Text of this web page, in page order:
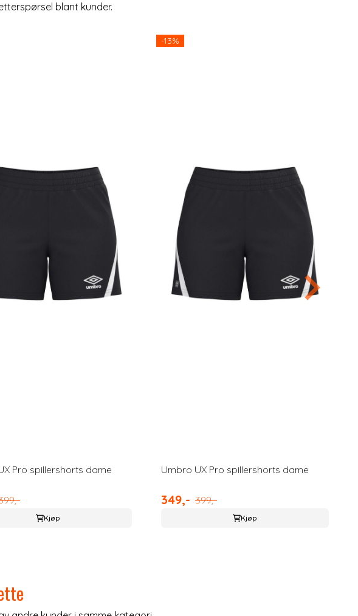
blant kunder.
Pro spillershorts dame
Kjøp
-13%
Umbro UX Pro spillershorts dame
349,- 399,-
Kjøp